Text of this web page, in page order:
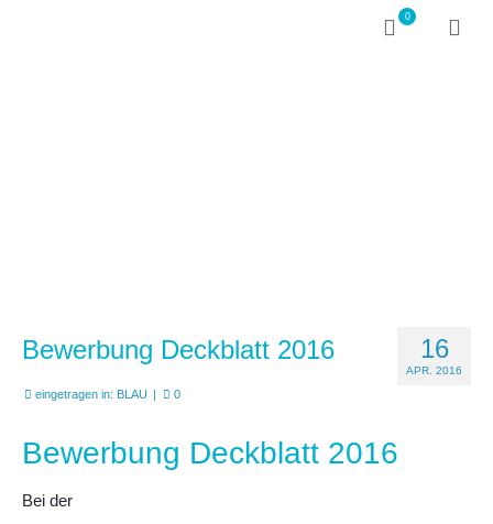
0
16
APR. 2016
Bewerbung Deckblatt 2016
eingetragen in: BLAU 0
Bewerbung Deckblatt 2016
Bei der